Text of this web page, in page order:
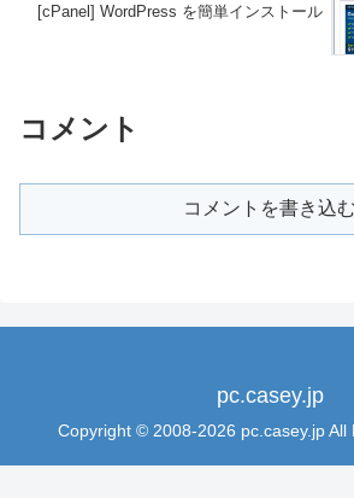
[cPanel] WordPress を簡単インストール
コメント
コメントを書き込む
pc.casey.jp
Copyright © 2008-2026 pc.casey.jp All